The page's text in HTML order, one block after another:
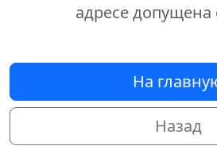
адресе
На
Назад